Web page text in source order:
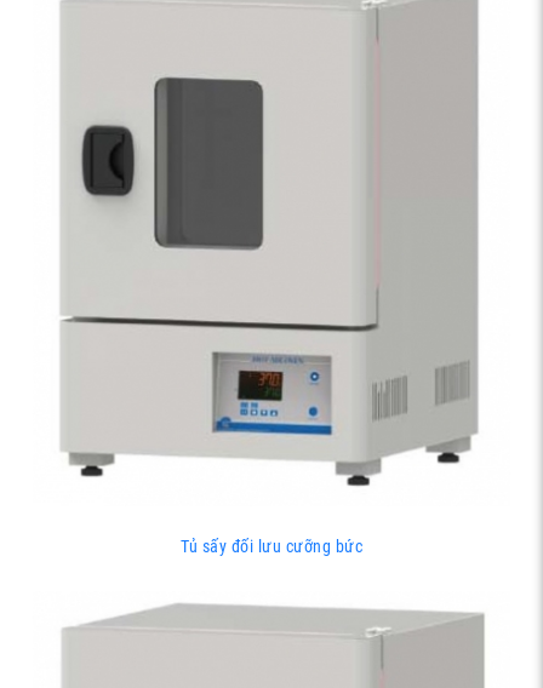
Tủ sấy đối lưu cưỡng bức